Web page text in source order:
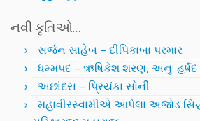
નવી કૃતિઓ…
સર્જન સાહેબ – દીપિકાબા પરમાર
ધમ્મપદ – ઋષિકેશ શરણ, અનુ. હર્ષદ
અછાંદસ – પ્રિયંકા સોની
મહાવીરસ્વામીએ આપેલા અજોડ